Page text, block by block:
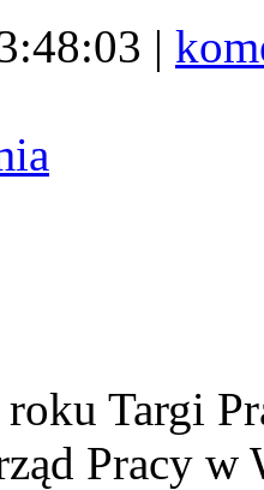
|
Targi
Pracy w